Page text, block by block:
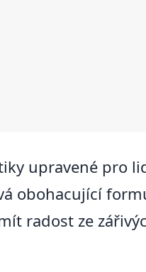
upravené pro
obohacující
radost ze